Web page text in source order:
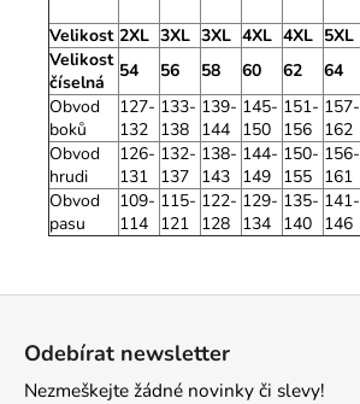
Velikost 2XL 3XL 3XL 4XL 4XL 5XL
Velikost
číselná
54 56 58 60 62 64
Obvod
boků
127-
132
133-
138
139-
144
145-
150
151-
156
157-
162
Obvod
hrudi
126-
131
132-
137
138-
143
144-
149
150-
155
156-
161
Obvod
pasu
109-
114
115-
121
122-
128
129-
134
135-
140
141-
146
Odebírat newsletter
Nezmeškejte žádné novinky či slevy!